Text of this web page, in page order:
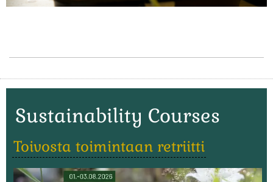
Sustainability Courses
Toivosta toimintaan retriitti